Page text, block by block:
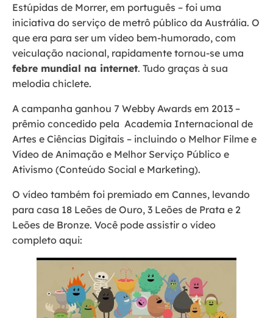
Estúpidas de Morrer, em português – foi uma
iniciativa do serviço de metrô público da Austrália. O
que era para ser um vídeo bem-humorado, com
veiculação nacional, rapidamente tornou-se uma
febre mundial na internet. Tudo graças à sua
melodia chiclete.
A campanha ganhou 7 Webby Awards em 2013 –
prêmio concedido pela Academia Internacional de
Artes e Ciências Digitais – incluindo o Melhor Filme e
Vídeo de Animação e Melhor Serviço Público e
Ativismo (Conteúdo Social e Marketing).
O vídeo também foi premiado em Cannes, levando
para casa 18 Leões de Ouro, 3 Leões de Prata e 2
Leões de Bronze. Você pode assistir o vídeo
completo aqui: